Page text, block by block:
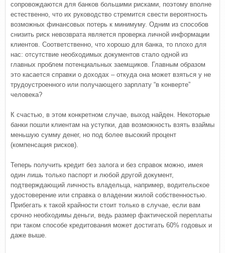
сопровождаются для банков большими рисками, поэтому вполне
естественно, что их руководство стремится свести вероятность
возможных финансовых потерь к минимуму. Одним из способов
снизить риск невозврата является проверка личной информации
клиентов. Соответственно, что хорошо для банка, то плохо для
нас: отсутствие необходимых документов стало одной из
главных проблем потенциальных заемщиков. Главным образом
это касается справки о доходах – откуда она может взяться у не
трудоустроенного или получающего зарплату “в конверте”
человека?
К счастью, в этом конкретном случае, выход найден. Некоторые
банки пошли клиентам на уступки, дав возможность взять взаймы
меньшую сумму денег, но под более высокий процент
(компенсация рисков).
Теперь получить кредит без залога и без справок можно, имея
один лишь только паспорт и любой другой документ,
подтверждающий личность владельца, например, водительское
удостоверение или справка о владении жилой собственностью.
Прибегать к такой крайности стоит только в случае, если вам
срочно необходимы деньги, ведь размер фактической переплаты
при таком способе кредитования может достигать 60% годовых и
даже выше.